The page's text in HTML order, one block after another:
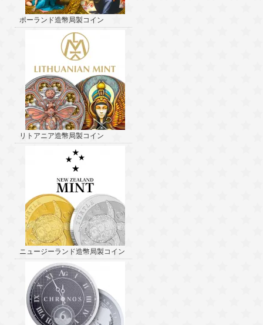
ポーランド造幣局製コイン
リトアニア造幣局製コイン
ニュージーランド造幣局製コイン